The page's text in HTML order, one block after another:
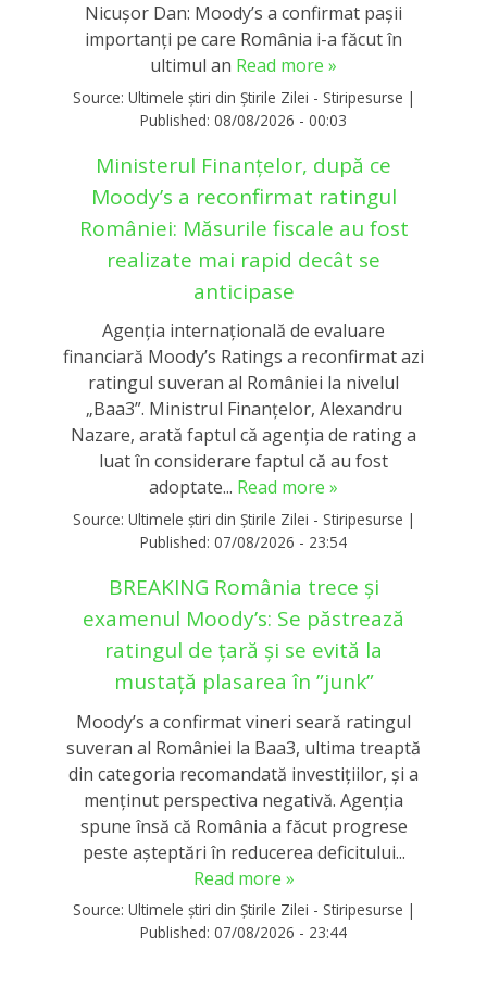
Nicușor Dan: Moody’s a confirmat pașii
importanți pe care România i-a făcut în
ultimul an Read more »
Source: Ultimele știri din Știrile Zilei - Stiripesurse |
Published: 08/08/2026 - 00:03
Ministerul Finanțelor, după ce
Moody’s a reconfirmat ratingul
României: Măsurile fiscale au fost
realizate mai rapid decât se
anticipase
Agenția internațională de evaluare
financiară Moody’s Ratings a reconfirmat azi
ratingul suveran al României la nivelul
„Baa3”. Ministrul Finanțelor, Alexandru
Nazare, arată faptul că agenția de rating a
luat în considerare faptul că au fost
adoptate... Read more »
Source: Ultimele știri din Știrile Zilei - Stiripesurse |
Published: 07/08/2026 - 23:54
BREAKING România trece și
examenul Moody’s: Se păstrează
ratingul de țară și se evită la
mustață plasarea în ”junk”
Moody’s a confirmat vineri seară ratingul
suveran al României la Baa3, ultima treaptă
din categoria recomandată investițiilor, și a
menținut perspectiva negativă. Agenția
spune însă că România a făcut progrese
peste așteptări în reducerea deficitului...
Read more »
Source: Ultimele știri din Știrile Zilei - Stiripesurse |
Published: 07/08/2026 - 23:44